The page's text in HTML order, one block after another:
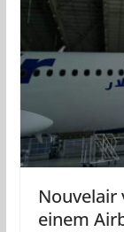
einem